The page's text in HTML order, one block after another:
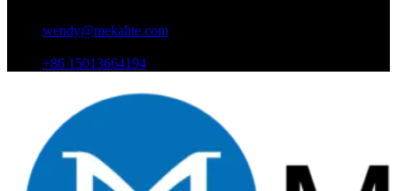
wendy@mekalite.com
+86 15013664194